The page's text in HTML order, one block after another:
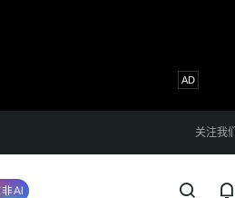
关注我们